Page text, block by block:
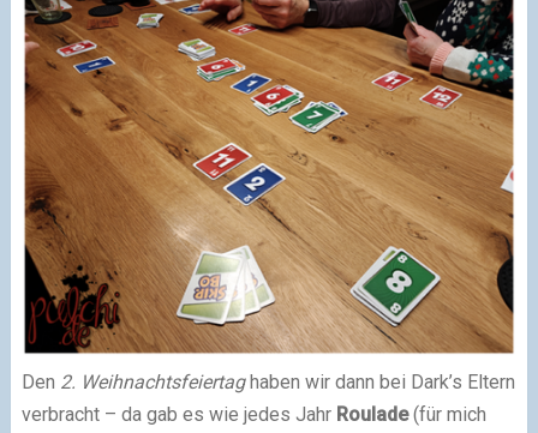
Den 2. Weihnachtsfeiertaghaben wir dann bei Dark’s Eltern
verbracht – da gab es wie jedes Jahr Roulade(für mich